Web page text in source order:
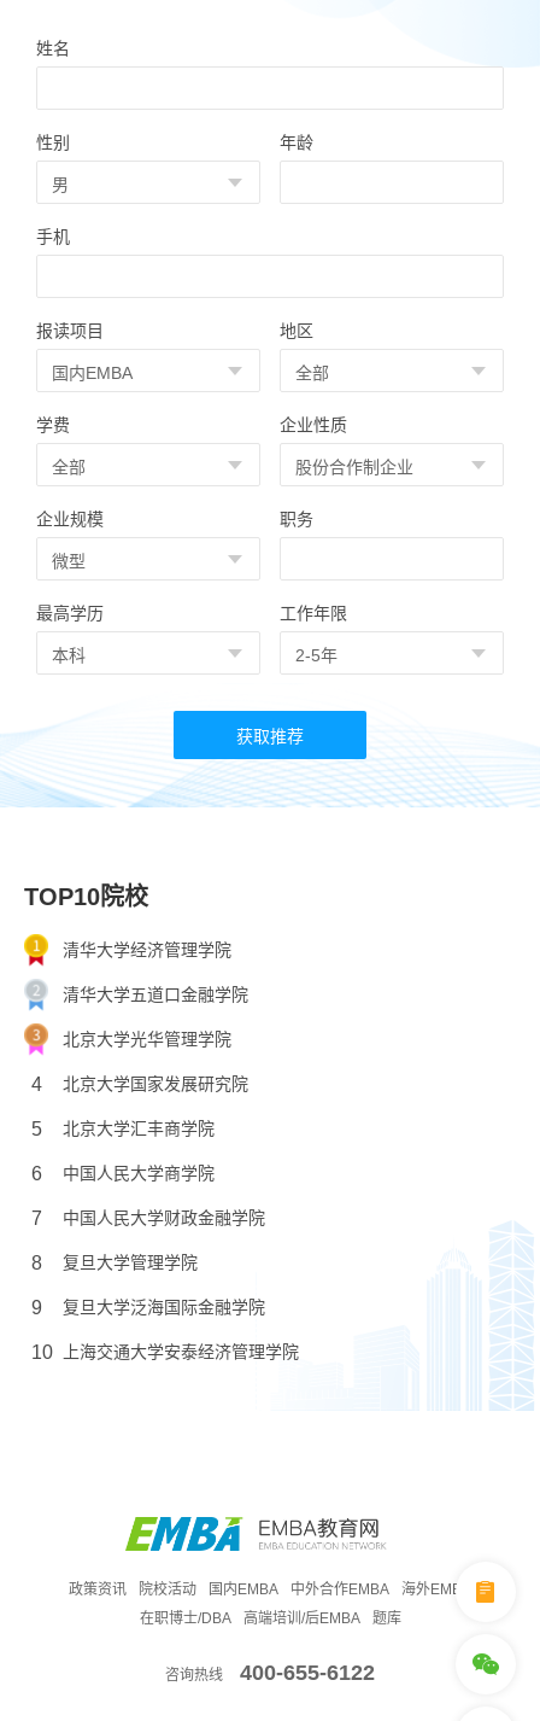
姓名
性别 年龄
手机
报读项目 地区
学费 企业性质
企业规模 职务
最高学历 工作年限
TOP10院校
清华大学经济管理学院
清华大学五道口金融学院
北京大学光华管理学院
4 北京大学国家发展研究院
5 北京大学汇丰商学院
6 中国人民大学商学院
7 中国人民大学财政金融学院
8 复旦大学管理学院
9 复旦大学泛海国际金融学院
10 上海交通大学安泰经济管理学院
政策资讯 院校活动 国内EMBA 中外合作EMBA
海外EMBA
在职博士/DBA
高端培训/后EMBA 题库
咨询热线 400-655-6122